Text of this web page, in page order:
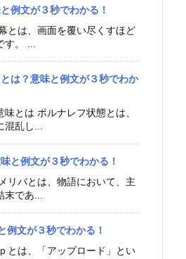
例文が３秒でわかる！
とは、画面を覆い尽くすほど
。 ...
とは？意味と例文が３秒でわか
味とは ポルナレフ状態とは、
乱し...
と例文が３秒でわかる！
リバとは、物語において、主
であ...
例文が３秒でわかる！
とは、「アップロード」とい